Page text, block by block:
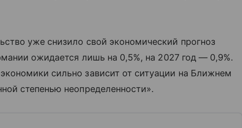
уже снизило свой экономический прогноз
ожидается лишь на 0,5%, на 2027 год — 0,9%.
сильно зависит от ситуации на Ближнем
степенью неопределенности».